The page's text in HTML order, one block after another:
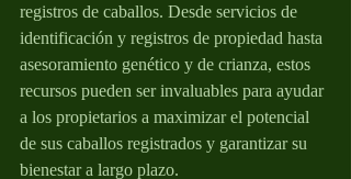
registros de caballos. Desde servicios de
identificación y registros de propiedad hasta
asesoramiento genético y de crianza, estos
recursos pueden ser invaluables para ayudar
a los propietarios a maximizar el potencial
de sus caballos registrados y garantizar su
bienestar a largo plazo.